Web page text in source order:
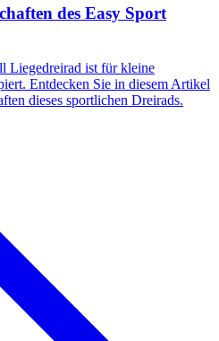
des Easy Sport
Liegedreirad ist für kleine
Entdecken Sie in diesem Artikel
dieses sportlichen Dreirads.